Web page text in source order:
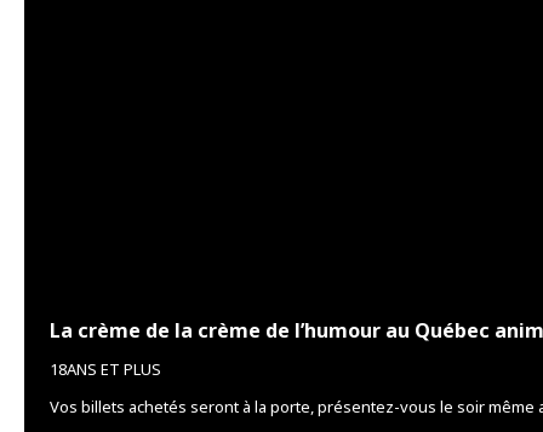
La crème de la crème de l’humour au Québec
18ANS ET PLUS
Vos billets achetés seront à la porte, présentez-vous le soir même